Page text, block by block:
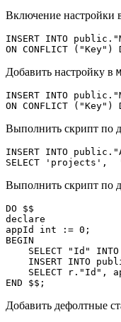
Включение настройки
INSERT INTO
ON CONFLICT ("Key")
Добавить настройку в
INSERT INTO
ON CONFLICT ("Key")
Выполнить скрипт по
INSERT INTO
SELECT 'projects',
Выполнить скрипт по
DO $$
declare
appId int := 0;
BEGIN
SELECT "Id"
INSERT INTO
SELECT r."Id",
END $$;
Добавить дефолтные